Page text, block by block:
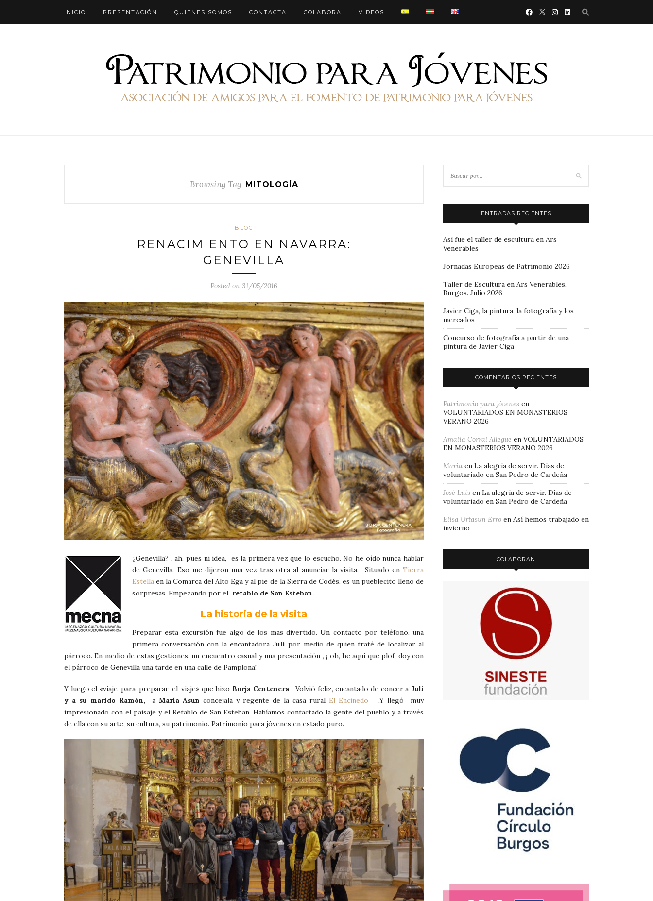
INICIO PRESENTACIÓN QUIENES SOMOS CONTACTA COLABORA VIDEOS
Browsing Tag MITOLOGÍA
BLOG
RENACIMIENTO EN NAVARRA:
GENEVILLA
Posted on 31/05/2016
¿Genevilla? , ah, pues ni idea, es la primera vez que lo escucho. No he oído nunca hablar
de Genevilla. Eso me dijeron una vez tras otra al anunciar la visita. Situado en Tierra
Estellaen la Comarca del Alto Ega y al pie de la Sierra de Codés, es un pueblecito lleno de
sorpresas. Empezando por el retablo de San Esteban.
La historia de la visita
Preparar esta excursión fue algo de los mas divertido. Un contacto por teléfono, una
primera conversación con la encantadora Julipor medio de quien traté de localizar al
párroco. En medio de estas gestiones, un encuentro casual y una presentación , ¡ oh, he aquí que plof, doy con
el párroco de Genevilla una tarde en una calle de Pamplona!
Y luego el «viaje-para-preparar-el-viaje» que hizo Borja Centenera .Volvió feliz, encantado de concer a Juli
y a su marido Ramón,
a María Asun concejala y regente de la casa rural El Encinedo
.Y llegó muy
impresionado con el paisaje y el Retablo de San Esteban. Habíamos contactado la gente del pueblo y a través
de ella con su arte, su cultura, su patrimonio. Patrimonio para jóvenes en estado puro.
ENTRADAS RECIENTES
Así fue el taller de escultura en Ars
Venerables
Jornadas Europeas de Patrimonio 2026
Taller de Escultura en Ars Venerables,
Burgos. Julio 2026
Javier Ciga, la pintura, la fotografía y los
mercados
Concurso de fotografía a partir de una
pintura de Javier Ciga
COMENTARIOS RECIENTES
Patrimonio para jóvenes en
VOLUNTARIADOS EN MONASTERIOS
VERANO 2026
Amalia Corral Allegue en VOLUNTARIADOS
EN MONASTERIOS VERANO 2026
Maria en La alegría de servir. Días de
voluntariado en San Pedro de Cardeña
José Luis en La alegría de servir. Días de
voluntariado en San Pedro de Cardeña
Elisa Urtasun Erro en Así hemos trabajado en
invierno
COLABORAN